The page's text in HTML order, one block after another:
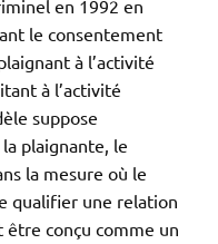
en 1992 en
le consentement
à l’activité
à l’activité
suppose
la plaignante, le
la mesure où le
qualifier une relation
conçu comme un